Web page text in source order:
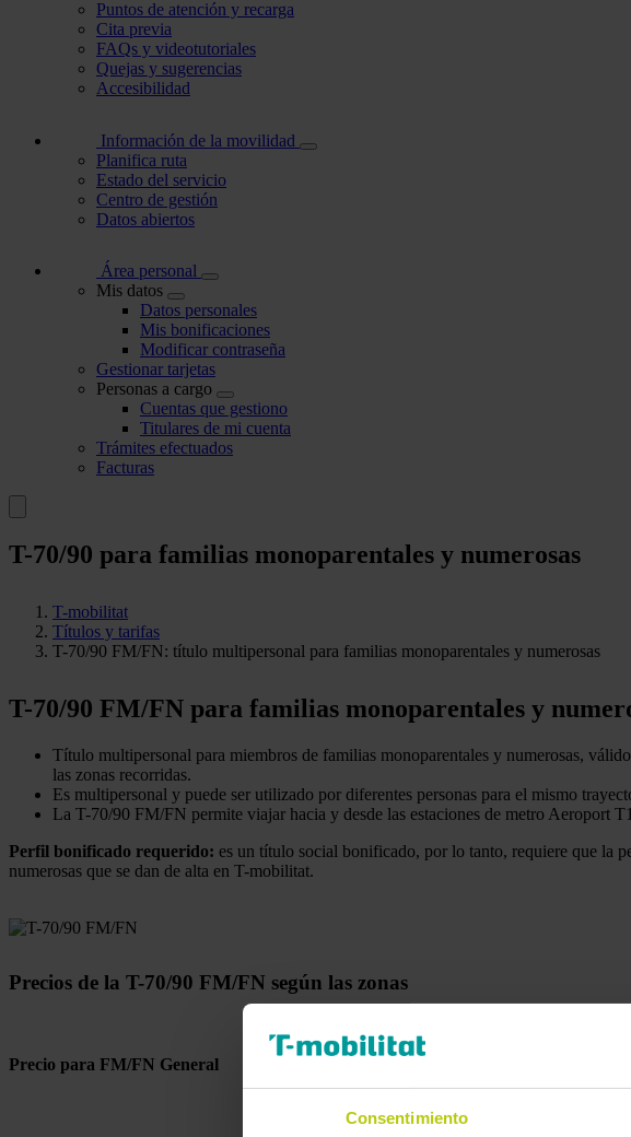
Consentimiento
Puntos de atención y recarga
Cita previa
FAQs y videotutoriales
Quejas y sugerencias
Accesibilidad
Información de la movilidad
Planifica ruta
Estado del servicio
Centro de gestión
Datos abiertos
Área personal
Mis datos
Datos personales
Mis bonificaciones
Modificar contraseña
Gestionar tarjetas
Personas a cargo
Cuentas que gestiono
Titulares de mi cuenta
Trámites efectuados
Facturas
T-70/90 para familias monoparentales y numerosas
T-mobilitat
Títulos y tarifas
T-70/90 FM/FN: título multipersonal para familias monoparentales y numerosas
T-70/90 FM/FN para familias monoparentales y
Título multipersonal para miembros de familias monoparentales y numerosas,
las zonas recorridas.
Es multipersonal y puede ser utilizado por diferentes personas para el mismo
La T-70/90 FM/FN permite viajar hacia y desde las estaciones de metro Aeroport
Perfil bonificado requerido: es un título social bonificado, por lo tanto, requiere que la
numerosas que se dan de alta en T-mobilitat.
Precios de la T-70/90 FM/FN según las zonas
Precio para FM/FN General